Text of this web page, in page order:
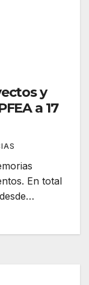
y
a 17
En total